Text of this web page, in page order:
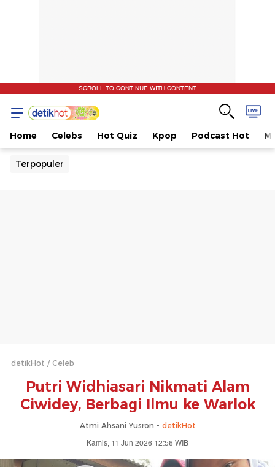
SCROLL TO CONTINUE WITH CONTENT
Home Celebs Hot Quiz Kpop Podcast Hot
Terpopuler
detikHot Celeb
Putri Widhiasari Nikmati Alam
Ciwidey, Berbagi Ilmu ke Warlok
Atmi Ahsani Yusron - detikHot
Kamis, 11 Jun 2026 12:56 WIB